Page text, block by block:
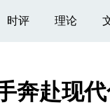
时评 理论
奔赴现